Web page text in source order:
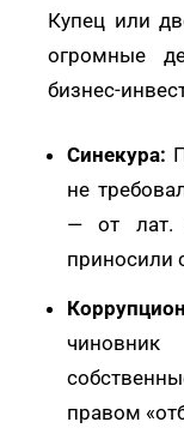
Купец или
огромные
бизнес-
Синекура:
не
— от лат.
приносили
правом